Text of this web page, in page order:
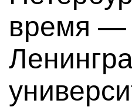
время —